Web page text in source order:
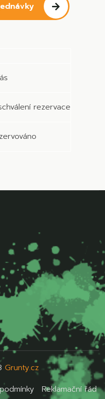
rezervace
Grunty.cz
Reklamační řád